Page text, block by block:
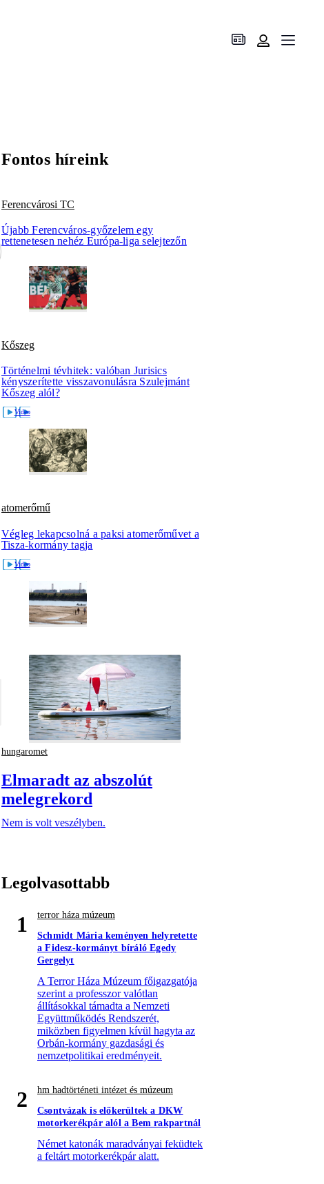
Fontos híreink
Ferencvárosi TC
Újabb Ferencváros-győzelem egy
rettenetesen nehéz Európa-liga selejtezőn
Kőszeg
Történelmi tévhitek: valóban Jurisics
kényszerítette visszavonulásra Szulejmánt
Kőszeg alól?
atomerőmű
Végleg lekapcsolná a paksi atomerőművet a
Tisza-kormány tagja
hungaromet
Elmaradt az abszolút
melegrekord
Nem is volt veszélyben.
Legolvasottabb
1
terror háza múzeum
Schmidt Mária keményen helyretette
a Fidesz-kormányt bíráló Egedy
Gergelyt
A Terror Háza Múzeum főigazgatója
szerint a professzor valótlan
állításokkal támadta a Nemzeti
Együttműködés Rendszerét,
miközben figyelmen kívül hagyta az
Orbán-kormány gazdasági és
nemzetpolitikai eredményeit.
2
hm hadtörténeti intézet és múzeum
Csontvázak is előkerültek a DKW
motorkerékpár alól a Bem rakpartnál
Német katonák maradványai feküdtek
a feltárt motorkerékpár alatt.